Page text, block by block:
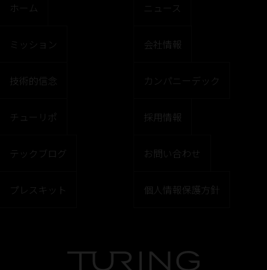
ホーム
ミッション
技術的信念
チューリポ
テックブログ
プレスキット
ニュース
会社情報
カンパニーデック
採用情報
お問い合わせ
個人情報保護方針